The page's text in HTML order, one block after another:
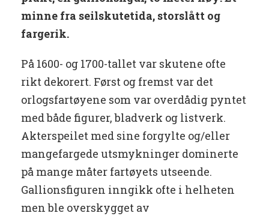
minne fra seilskutetida, storslått og
fargerik.
På 1600- og 1700-tallet var skutene ofte
rikt dekorert. Først og fremst var det
orlogsfartøyene som var overdådig pyntet
med både figurer, bladverk og listverk.
Akterspeilet med sine forgylte og/eller
mangefargede utsmykninger dominerte
på mange måter fartøyets utseende.
Gallionsfiguren inngikk ofte i helheten
men ble overskygget av